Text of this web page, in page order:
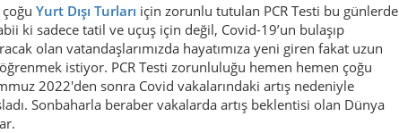
Yurt Dışı Turları için zorunlu tutulan PCR Testi bu günlerde
ki sadece tatil ve uçuş için değil, Covid-19’un bulaşıp
olan vatandaşlarımızda hayatımıza yeni giren fakat uzun
istiyor. PCR Testi zorunluluğu hemen hemen çoğu
2022'den sonra Covid vakalarındaki artış nedeniyle
Sonbaharla beraber vakalarda artış beklentisi olan Dünya